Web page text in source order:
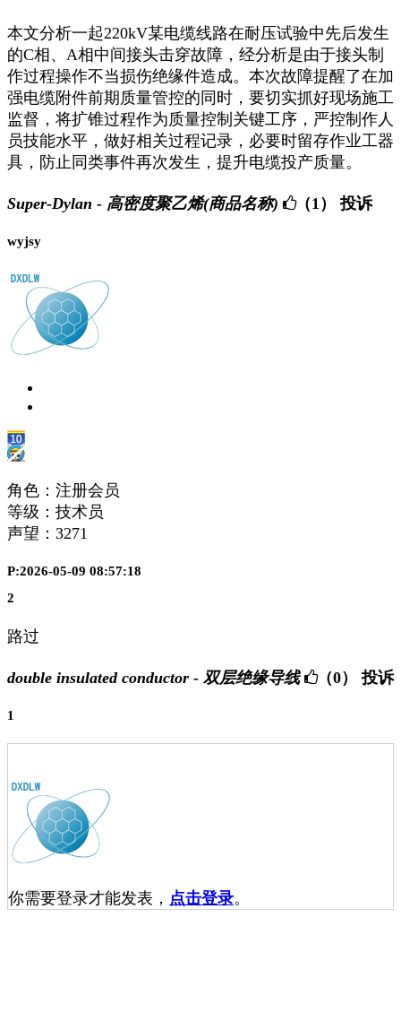
本文分析一起220kV某电缆线路在耐压试验中先后发生
的C相、A相中间接头击穿故障，经分析是由于接头制
作过程操作不当损伤绝缘件造成。本次故障提醒了在加
强电缆附件前期质量管控的同时，要切实抓好现场施工
监督，将扩锥过程作为质量控制关键工序，严控制作人
员技能水平，做好相关过程记录，必要时留存作业工器
具，防止同类事件再次发生，提升电缆投产质量。
Super-Dylan - 高密度聚乙烯(商品名称) （1） 投诉
wyjsy
角色：注册会员
等级：技术员
声望： 3271
P:2026-05-09 08:57:18
2
路过
double insulated conductor - 双层绝缘导线 （0） 投诉
1
你需要登录才能发表， 点击登录。